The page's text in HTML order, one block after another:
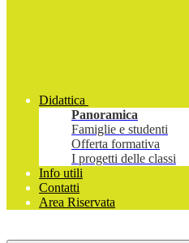
Didattica
Panoramica
Famiglie e studenti
Offerta formativa
I progetti delle classi
Info utili
Contatti
Area Riservata